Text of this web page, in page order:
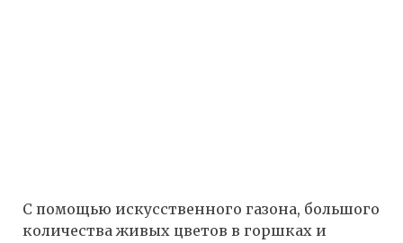
С помощью искусственного газона, большого
количества живых цветов в горшках и